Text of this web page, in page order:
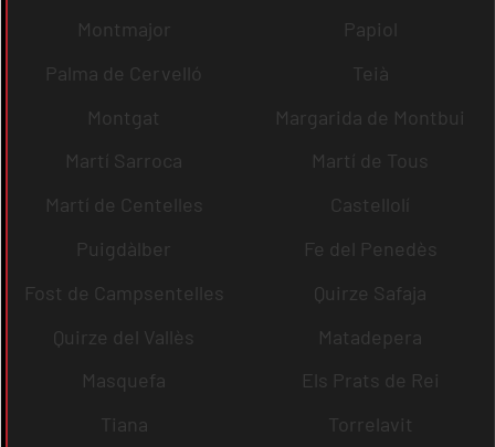
Montmajor
Papiol
Palma de Cervelló
Teià
Montgat
Margarida de Montbui
Martí Sarroca
Martí de Tous
Martí de Centelles
Castellolí
Puigdàlber
Fe del Penedès
Fost de Campsentelles
Quirze Safaja
Quirze del Vallès
Matadepera
Masquefa
Els Prats de Rei
Tiana
Torrelavit